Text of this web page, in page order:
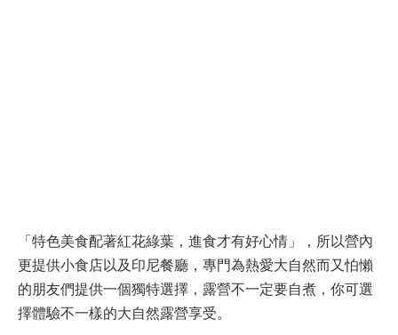
「特色美食配著紅花綠葉，進食才有好心情」，所以營內
更提供小食店以及印尼餐廳，專門為熱愛大自然而又怕懶
的朋友們提供一個獨特選擇，露營不一定要自煮，你可選
擇體驗不一樣的大自然露營享受。